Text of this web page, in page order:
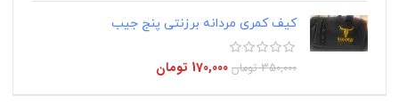
کیف کمری مردانه برزنتی پنج جیب
350,000 تومان 170,000 تومان